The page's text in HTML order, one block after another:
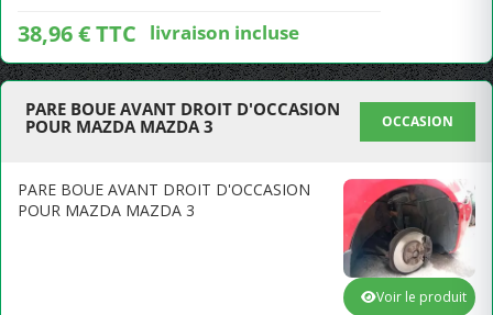
38,96 € TTC livraison incluse
PARE BOUE AVANT DROIT D'OCCASION
POUR MAZDA MAZDA 3
OCCASION
PARE BOUE AVANT DROIT D'OCCASION
POUR MAZDA MAZDA 3
Voir le produit